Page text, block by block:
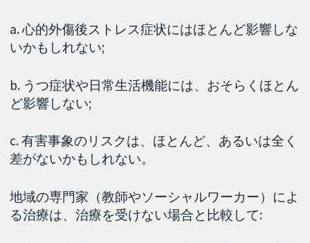
a. 心的外傷後ストレス症状にはほとんど影響しな
いかもしれない;
b. うつ症状や日常生活機能には、おそらくほとん
ど影響しない;
c. 有害事象のリスクは、ほとんど、あるいは全く
差がないかもしれない。
地域の専門家（教師やソーシャルワーカー）によ
る治療は、治療を受けない場合と比較して: